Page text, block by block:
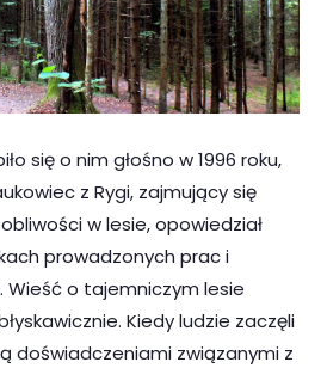
się o nim głośno w 1996 roku,
z Rygi, zajmujący się
w lesie, opowiedział
prowadzonych prac i
o tajemniczym lesie
Kiedy ludzie zaczęli
doświadczeniami związanymi z